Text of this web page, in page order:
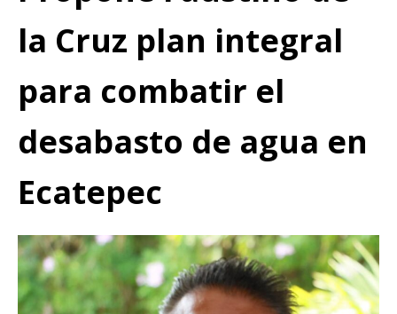
la Cruz plan integral
para combatir el
desabasto de agua en
Ecatepec